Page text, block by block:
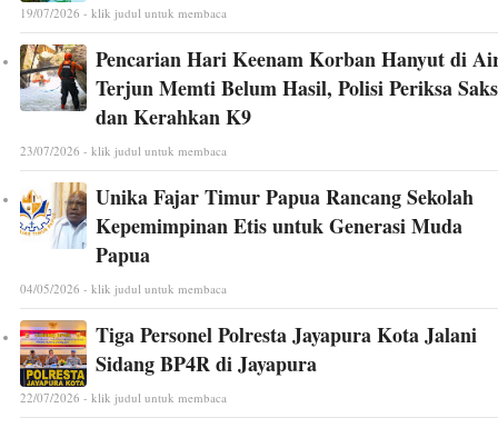
19/07/2026 - klik judul untuk membaca
Pencarian Hari Keenam Korban Hanyut di
Terjun Memti Belum Hasil, Polisi Periksa
dan Kerahkan K9
23/07/2026 - klik judul untuk membaca
Unika Fajar Timur Papua Rancang Sekolah
Kepemimpinan Etis untuk Generasi Muda
Papua
04/05/2026 - klik judul untuk membaca
Tiga Personel Polresta Jayapura Kota Jalani
Sidang BP4R di Jayapura
22/07/2026 - klik judul untuk membaca